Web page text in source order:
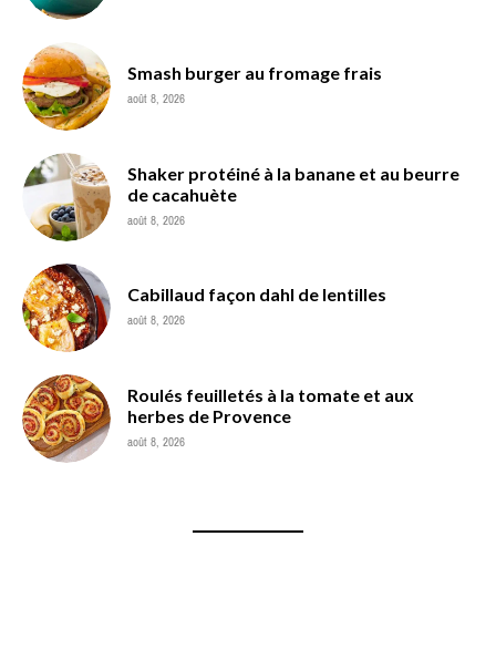
Smash burger au fromage frais
août 8, 2026
Shaker protéiné à la banane et au beurre
de cacahuète
août 8, 2026
Cabillaud façon dahl de lentilles
août 8, 2026
Roulés feuilletés à la tomate et aux
herbes de Provence
août 8, 2026